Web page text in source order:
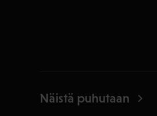
Näistä puhutaan